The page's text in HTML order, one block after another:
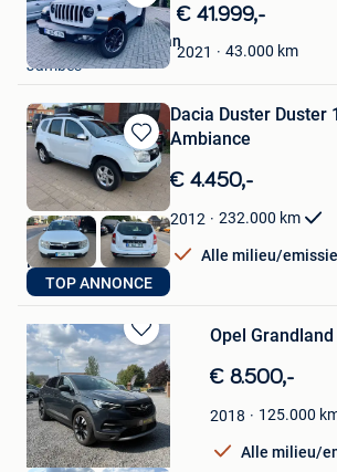
Bewaren
in
Mijn
Favorieten
€ 41.999,-
2021 43.000 km
Christophe Grandjean
Jambes
Bewaren
in
Mijn
Favorieten
TOP ANNONCE
Dacia Duster Duster
Ambiance
€ 4.450,-
2012 232.000 km
Alle milieu/
Nico
Dilbeek
Bewaren
in
Mijn
Favorieten
Opel
€ 8.500,-
2018 125.000
Alle milieu/